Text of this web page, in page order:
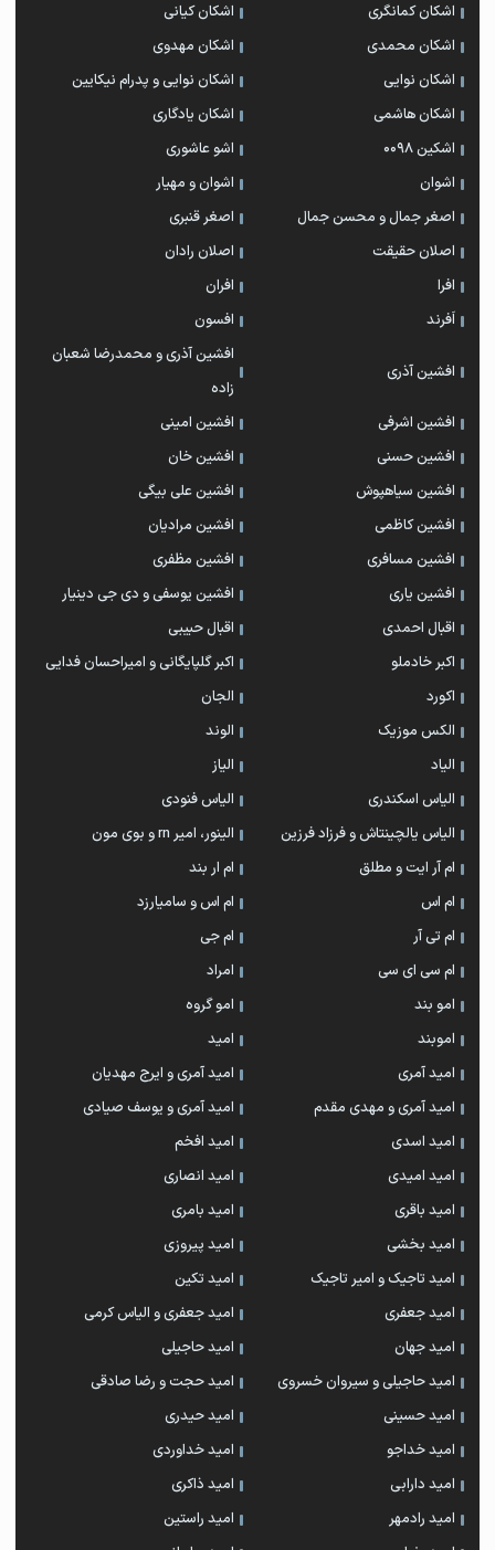
اشکان‌ کمانگری
اشکان کیانی
اشکان محمدی
اشکان مهدوی
اشکان نوایی
اشکان نوایی و پدرام نیکایین
اشکان هاشمی
اشکان یادگاری
اشکین ۰۰۹۸
اشو عاشوری
اشوان
اشوان و مهیار
اصغر جمال و محسن جمال
اصغر قنبری
اصلان حقیقت
اصلان رادان
افرا
افران
اَفرند
افسون
افشین آذری
افشین آذری و محمدرضا شعبان
زاده
افشین اشرفی
افشین امینی
افشین حسنی
افشین خان
افشین سیاهپوش
افشین علی بیگی
افشین کاظمی
افشین مرادیان
افشین مسافری
افشین مظفری
افشین یاری
افشین یوسفی و دی جی دینیار
اقبال احمدی
اقبال حبیبی
اکبر خادملو
اکبر گلپایگانی و امیراحسان فدایی
اکورد
الجان
الکس موزیک
الوند
الیاد
الیاز
الیاس اسکندری
الیاس فنودی
الیاس یالچینتاش و فرزاد فرزین
الینور، امیر rn و بوی مون
ام آر ایت و مطلق
ام‌ ار بند
ام اس
ام اس و سامیارزد
ام تی آر
ام جی
ام سی ای سی
امراد
امو بند
امو گروه
اموبند
امید
امید آمری
امید آمری و ایرج مهدیان
امید آمری و مهدی مقدم
امید آمری و یوسف صیادی
امید اسدی
امید افخم
امید امیدی
امید انصاری
امید باقری
امید بامری
امید بخشی
امید پیروزی
امید تاجیک و امیر تاجیک
امید تکین
امید جعفری
امید جعفری و الیاس کرمی
امید جهان
امید حاجیلی
امید حاجیلی و سیروان خسروی
امید حجت و رضا صادقی
امید حسینی
امید حیدری
امید خداجو
امید خداوردی
امید دارابی
امید ذاکری
امید رادمهر
امید راستین